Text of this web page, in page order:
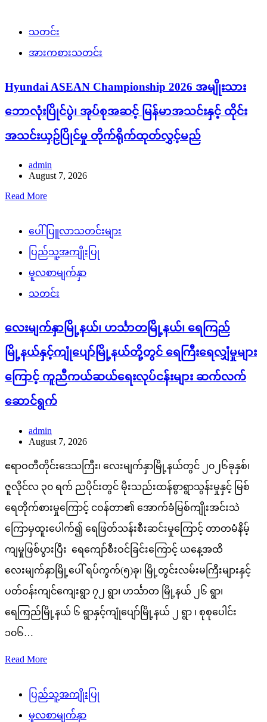
သတင်း
အားကစားသတင်း
Hyundai ASEAN Championship 2026 အမျိုးသား
ဘောလုံးပြိုင်ပွဲ၊ အုပ်စုအဆင့် မြန်မာအသင်းနှင့် ထိုင်း
အသင်းယှဉ်ပြိုင်မှု တိုက်ရိုက်ထုတ်လွှင့်မည်
admin
August 7, 2026
Read More
ပေါ်ပြူလာသတင်းများ
ပြည်သူ့အကျိုးပြု
မူလစာမျက်နှာ
သတင်း
လေးမျက်နှာမြို့နယ်၊ ဟင်္သာတမြို့နယ်၊ ရေကြည်
မြို့နယ်နှင့်ကျုံပျော်မြို့နယ်တို့တွင် ရေကြီးရေလျှံမှုများ
ကြောင့် ကူညီကယ်ဆယ်ရေးလုပ်ငန်းများ ဆက်လက်
ဆောင်ရွက်
admin
August 7, 2026
ဧရာဝတီတိုင်းဒေသကြီး၊ လေးမျက်နှာမြို့နယ်တွင် ၂၀၂၆ခုနှစ်၊
ဇူလိုင်လ ၃၀ ရက် ညပိုင်းတွင် မိုးသည်းထန်စွာရွာသွန်းမှုနှင့် မြစ်
ရေတိုက်စားမှုကြောင့် ငဝန်တာ၏ အောက်ခံမြစ်ကျိုးအင်းသဲ
ကြောမှထူးပေါက်၍ ရေဖြတ်သန်းစီးဆင်းမှုကြောင့် တာတမံနိမ့်
ကျမှုဖြစ်ပွားပြီး ရေကျော်စီးဝင်ခြင်းကြောင့် ယနေ့အထိ
လေးမျက်နှာမြို့ပေါ် ရပ်ကွက်(၅)ခု၊ မြို့တွင်းလမ်းမကြီးများနှင့်
ပတ်ဝန်းကျင်ကျေးရွာ ၇၂ ရွာ၊ ဟင်္သာတ မြို့နယ် ၂၆ ရွာ၊
ရေကြည်မြို့နယ် ၆ ရွာနှင့်ကျုံပျော်မြို့နယ် ၂ ရွာ ၊ စုစုပေါင်း
၁၀၆…
Read More
ပြည်သူ့အကျိုးပြု
မူလစာမျက်နှာ